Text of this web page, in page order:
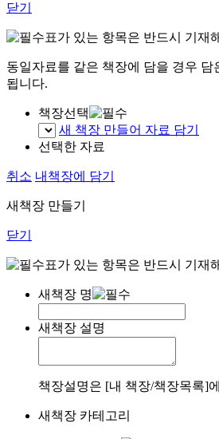
닫기
표가 있는 항목은 반드시 기재
동일자료를 같은 책장에 담을 경우 담
됩니다.
책장선택
새 책장 만들어 자료 담기
선택한 자료
취소 내책장에 담기
새책장 만들기
닫기
표가 있는 항목은 반드시 기재
새책장 명
새책장 설명
책장설명은 [내 책장/책장목록]
새책장 카테고리